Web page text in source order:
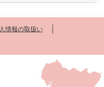
情報の取扱い